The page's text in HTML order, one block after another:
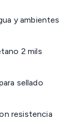
y ambientes
2 mils
sellado
resistencia